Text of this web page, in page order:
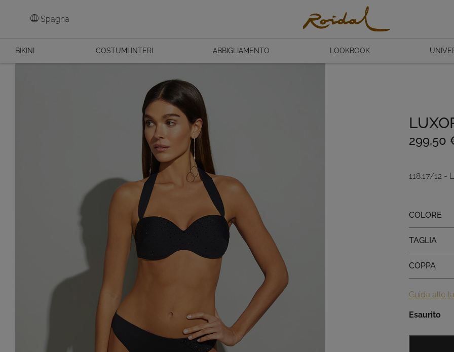
Spagna
BIKINI COSTUMI INTERI ABBIGLIAMENTO LOOKBOOK
299,50
118.17/12 -
Colore
Taglia
Coppa
COLORE
TAGLIA
COPPA
Guida alle
Esaurito